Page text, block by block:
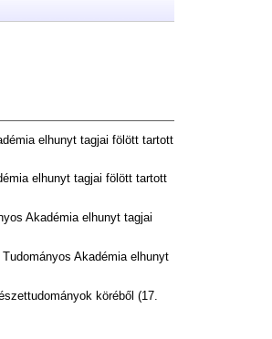
elhunyt tagjai fölött tartott
elhunyt tagjai fölött tartott
Akadémia elhunyt tagjai
Akadémia elhunyt
köréből (17.